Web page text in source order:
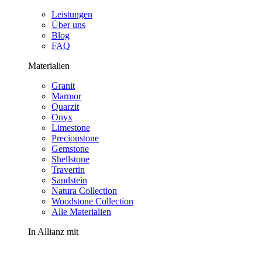
Leistungen
Über uns
Blog
FAQ
Materialien
Granit
Marmor
Quarzit
Onyx
Limestone
Precioustone
Gemstone
Shellstone
Travertin
Sandstein
Natura Collection
Woodstone Collection
Alle Materialien
In Allianz mit